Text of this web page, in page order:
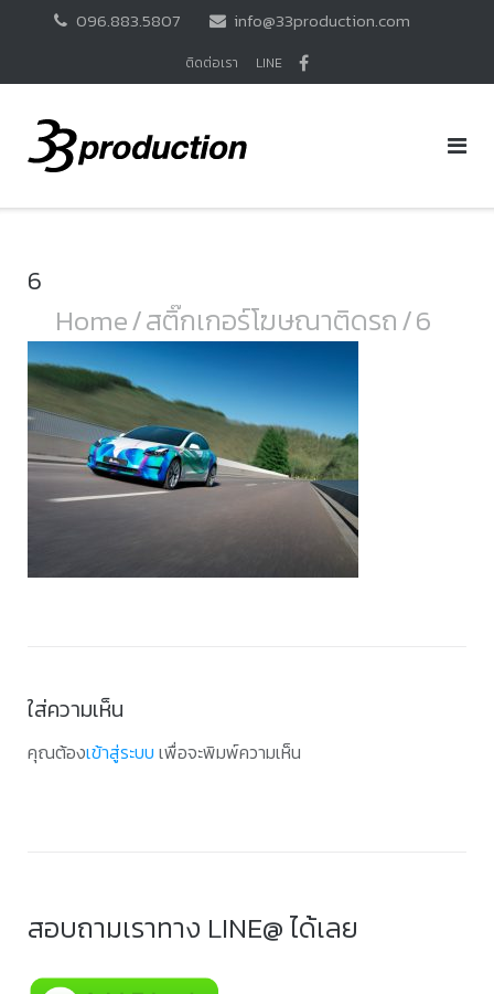
096.883.5807 info@33production.com
ติดต่อเรา LINE
6
Home/สติ๊กเกอร์โฆษณาติดรถ/6
ใส่ความเห็น
คุณต้องเข้าสู่ระบบ เพื่อจะพิมพ์ความเห็น
สอบถามเราทาง LINE@ ได้เลย